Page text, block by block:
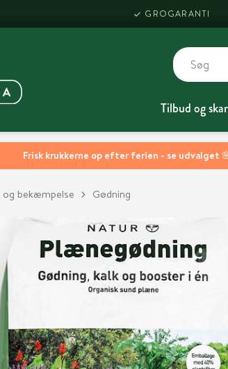
Frisk krukkerne op efter ferien - se udvalget
GROGARANTI
Tilbud og
og bekæmpelse Gødning